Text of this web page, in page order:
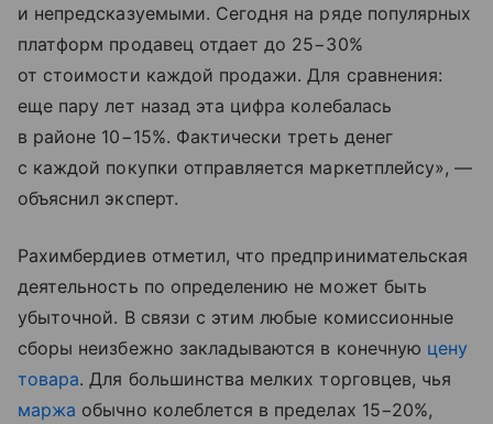
и непредсказуемыми. Сегодня на ряде популярных
платформ продавец отдает до 25−30%
от стоимости каждой продажи. Для сравнения:
еще пару лет назад эта цифра колебалась
в районе 10−15%. Фактически треть денег
с каждой покупки отправляется маркетплейсу», —
объяснил эксперт.
Рахимбердиев отметил, что предпринимательская
деятельность по определению не может быть
убыточной. В связи с этим любые комиссионные
сборы неизбежно закладываются в конечную цену
товара. Для большинства мелких торговцев, чья
маржа обычно колеблется в пределах 15−20%,